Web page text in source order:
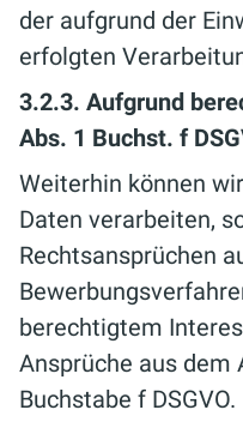
der aufgrund der
erfolgten
3.2.3. Aufgrund
Abs. 1 Buchst. f
Weiterhin können
Daten verarbeiten,
Rechtsansprüchen
berechtigtem
Ansprüche aus dem
Buchstabe f DSGVO.